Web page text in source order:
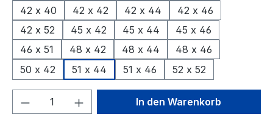
42 x 40
42 x 42 42 x 44
42 x 46
42 x 52
45 x 42 45 x 44
45 x 46
46 x 51
48 x 42 48 x 44
48 x 46
50 x 42
51 x 44 51 x 46 52 x 52
Produkt Anzahl: Gib denIn den Warenkorb